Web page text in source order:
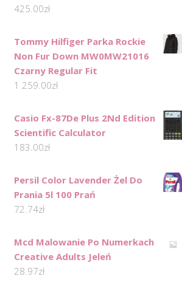
425.00zł
Tommy Hilfiger Parka Rockie
Non Fur Down MW0MW21016
Czarny Regular Fit
1 259.00zł
Casio Fx-87De Plus 2Nd Edition
Scientific Calculator
183.00zł
Persil Color Lavender Żel Do
Prania 5l 100 Prań
72.74zł
Mcd Malowanie Po Numerkach
Creative Adults Jeleń
28.97zł